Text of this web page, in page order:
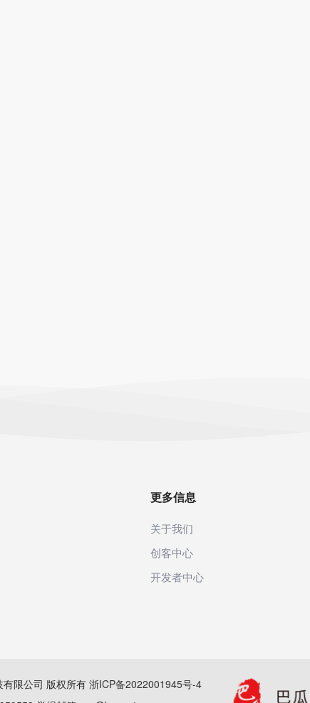
更多信息
关于我们
创客中心
开发者中心
限公司 版权所有 浙ICP备2022001945号-4